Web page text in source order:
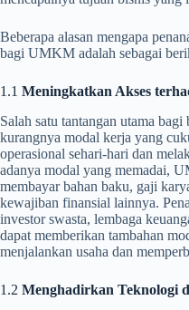
Beberapa alasan mengapa
bagi UMKM adalah sebagai
1.1 Meningkatkan Akses
Salah satu tantangan utama
kurangnya modal kerja yang
operasional sehari-hari dan
adanya modal yang memadai,
membayar bahan baku, gaji
kewajiban finansial lainnya.
investor swasta, lembaga
dapat memberikan tambahan
menjalankan usaha dan
1.2 Menghadirkan Teknologi